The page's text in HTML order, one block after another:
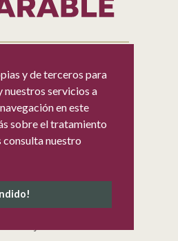
y de terceros para
nuestros servicios a
en este
sobre el tratamiento
consulta nuestro
de los Regidores
Cabildo
24-27
H. Ayuntamiento de